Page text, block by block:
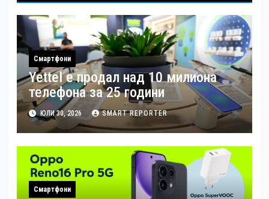
Смартфони
Yettel е продал над 10 милиона
телефона за 25 години
ЮЛИ 30, 2026 SMART REPORTER
Смартфони